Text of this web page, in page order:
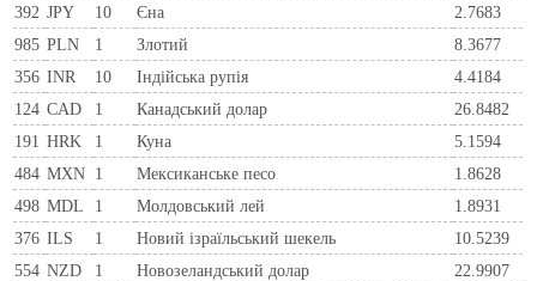
392 JPY 10 Єна
2.7683
985 PLN 1 Злотий
8.3677
356 INR 10 Індійська рупія
4.4184
124 CAD 1 Канадський долар
26.8482
191 HRK 1 Куна
5.1594
484 MXN 1 Мексиканське песо
1.8628
498 MDL 1 Молдовський лей
1.8931
376 ILS 1 Новий ізраїльський шекель
10.5239
554 NZD 1 Новозеландський долар
22.9907